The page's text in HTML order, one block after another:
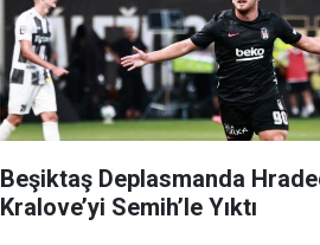
Beşiktaş Deplasmanda
Kralove’yi Semih’le Yıktı